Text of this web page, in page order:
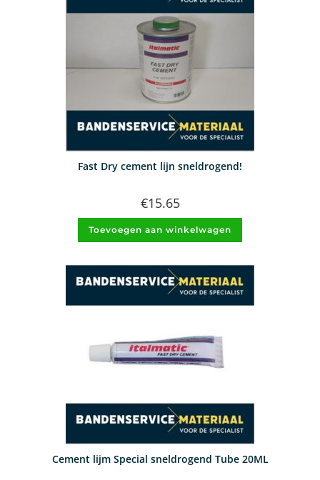
Fast Dry cement lijn sneldrogend!
€15.65
Toevoegen aan winkelwagen
Cement lijm Special sneldrogend Tube 20ML